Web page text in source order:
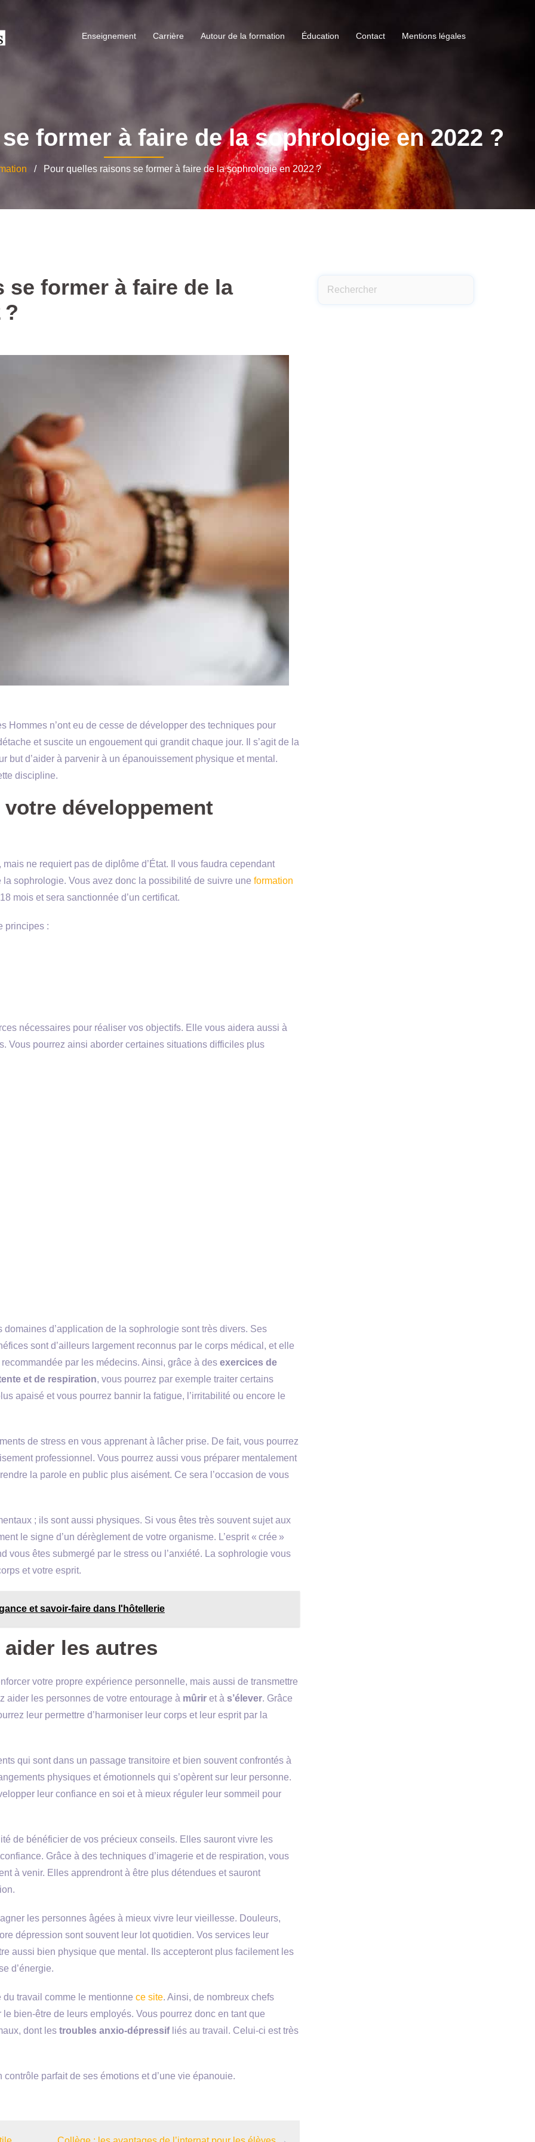
Enseignement Carrière Autour de la formation Éducation Contact Mentions légales
former à faire de la sophrologie en 2022 ?
/ Pour quelles raisons se former à faire de la sophrologie en 2022 ?
former à faire de la
?
Hommes n’ont eu de cesse de développer des techniques pour
et suscite un engouement qui grandit chaque jour. Il s’agit de la
but d’aider à parvenir à un épanouissement physique et mental.
discipline.
développement
ne requiert pas de diplôme d’État. Il vous faudra cependant
sophrologie. Vous avez donc la possibilité de suivre une formation
mois et sera sanctionnée d’un certificat.
principes :
nécessaires pour réaliser vos objectifs. Elle vous aidera aussi à
Vous pourrez ainsi aborder certaines situations difficiles plus
domaines d’application de la sophrologie sont très divers. Ses
sont d’ailleurs largement reconnus par le corps médical, et elle
recommandée par les médecins. Ainsi, grâce à des exercices de
et de respiration, vous pourrez par exemple traiter certains
apaisé et vous pourrez bannir la fatigue, l’irritabilité ou encore le
de stress en vous apprenant à lâcher prise. De fait, vous pourrez
professionnel. Vous pourrez aussi vous préparer mentalement
la parole en public plus aisément. Ce sera l’occasion de vous
; ils sont aussi physiques. Si vous êtes très souvent sujet aux
le signe d’un dérèglement de votre organisme. L’esprit « crée »
vous êtes submergé par le stress ou l’anxiété. La sophrologie vous
et votre esprit.
et savoir-faire dans l'hôtellerie
les autres
votre propre expérience personnelle, mais aussi de transmettre
aider les personnes de votre entourage à mûrir et à s’élever. Grâce
leur permettre d’harmoniser leur corps et leur esprit par la
qui sont dans un passage transitoire et bien souvent confrontés à
physiques et émotionnels qui s’opèrent sur leur personne.
leur confiance en soi et à mieux réguler leur sommeil pour
de bénéficier de vos précieux conseils. Elles sauront vivre les
Grâce à des techniques d’imagerie et de respiration, vous
à venir. Elles apprendront à être plus détendues et sauront
les personnes âgées à mieux vivre leur vieillesse. Douleurs,
dépression sont souvent leur lot quotidien. Vos services leur
aussi bien physique que mental. Ils accepteront plus facilement les
d’énergie.
travail comme le mentionne ce site. Ainsi, de nombreux chefs
bien-être de leurs employés. Vous pourrez donc en tant que
dont les troubles anxio-dépressifliés au travail. Celui-ci est très
contrôle parfait de ses émotions et d’une vie épanouie.